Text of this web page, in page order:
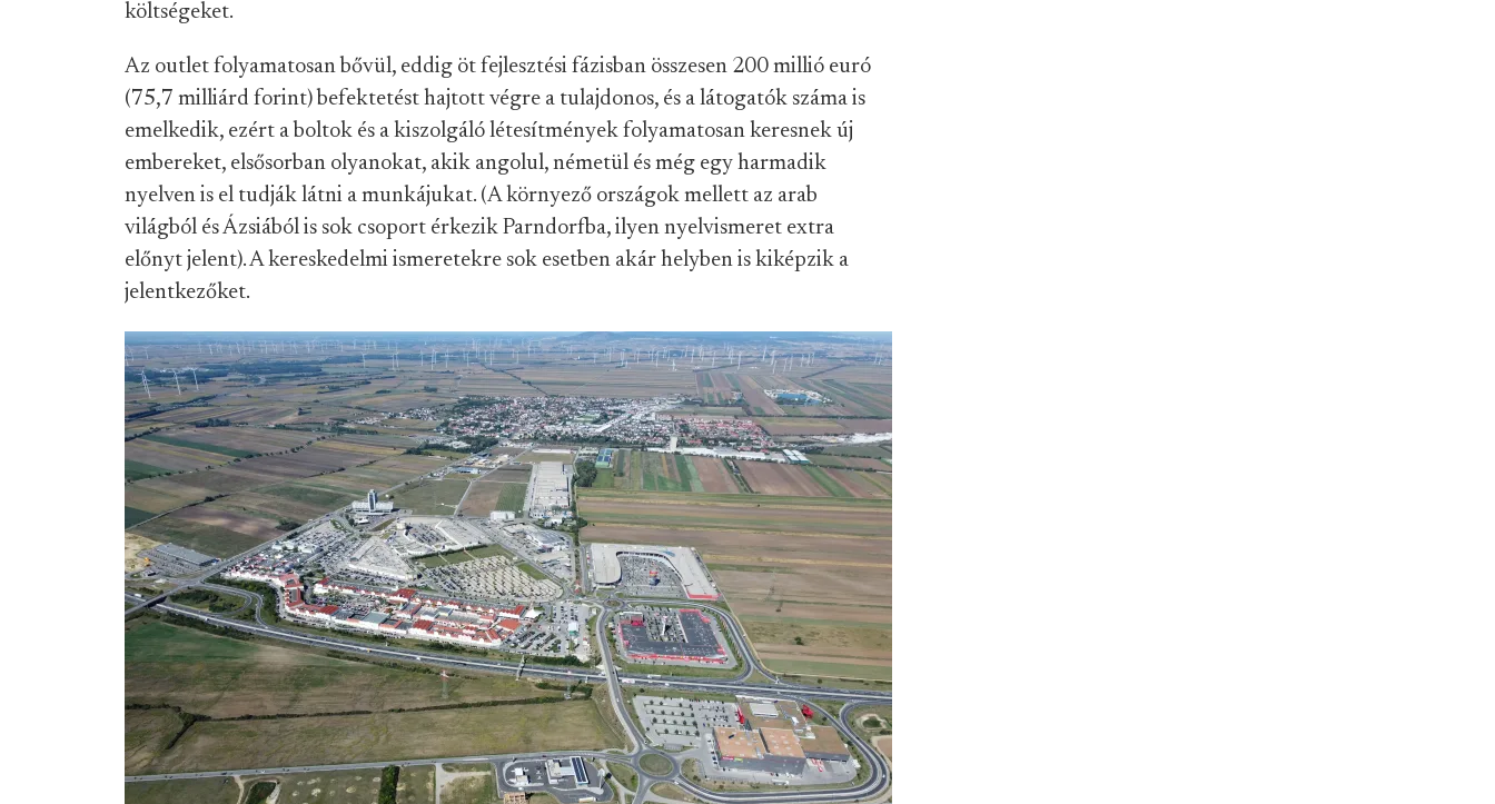
költségeket.
Az outlet folyamatosan bővül, eddig öt fejlesztési fázisban összesen 200 millió euró
(75,7 milliárd forint) befektetést hajtott végre a tulajdonos, és a látogatók száma is
emelkedik, ezért a boltok és a kiszolgáló létesítmények folyamatosan keresnek új
embereket, elsősorban olyanokat, akik angolul, németül és még egy harmadik
nyelven is el tudják látni a munkájukat. (A környező országok mellett az arab
világból és Ázsiából is sok csoport érkezik Parndorfba, ilyen nyelvismeret extra
előnyt jelent). A kereskedelmi ismeretekre sok esetben akár helyben is kiképzik a
jelentkezőket.